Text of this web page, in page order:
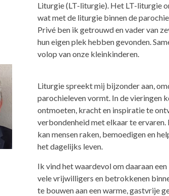
Liturgie (LT-liturgie). Het LT-liturgie
wat met de liturgie binnen de
Privé ben ik getrouwd en vader van
hun eigen plek hebben gevonden.
volop van onze kleinkinderen.
Liturgie spreekt mij bijzonder aan,
parochieleven vormt. In de vieringen
ontmoeten, kracht en inspiratie te
verbondenheid met elkaar te
kan mensen raken, bemoedigen en
het dagelijks leven.
Ik vind het waardevol om daaraan
vele vrijwilligers en betrokkenen
te bouwen aan een warme, gastvrije